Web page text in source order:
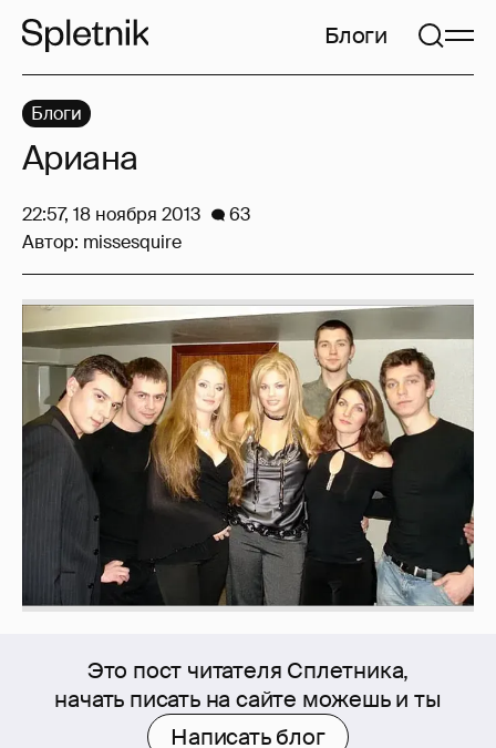
Блоги
Это пост читателя Сплетника,
начать писать на сайте можешь и ты
Написать блог
Блоги
Ариана
22:57, 18 ноября 2013
63
Автор: missesquire